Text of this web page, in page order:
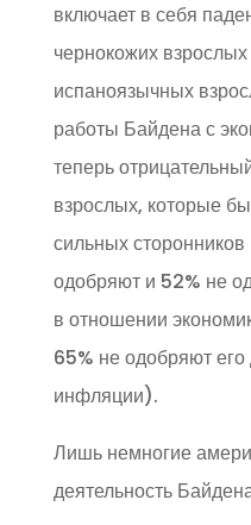
включает в себя
чернокожих
испаноязычных
работы Байдена с
теперь
взрослых, которые
сильных
одобряют и 52% не
в отношении
65% не одобряют
инфляции).
Лишь немногие
деятельность